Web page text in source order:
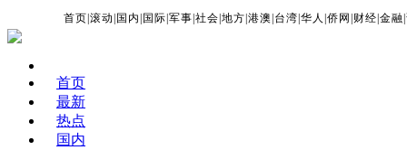
首页 |滚动 国内 国际 |军事 |社会 |地方 |港澳 台湾 |华人 |侨网 财经 |金融 |
首页
最新
热点
国内